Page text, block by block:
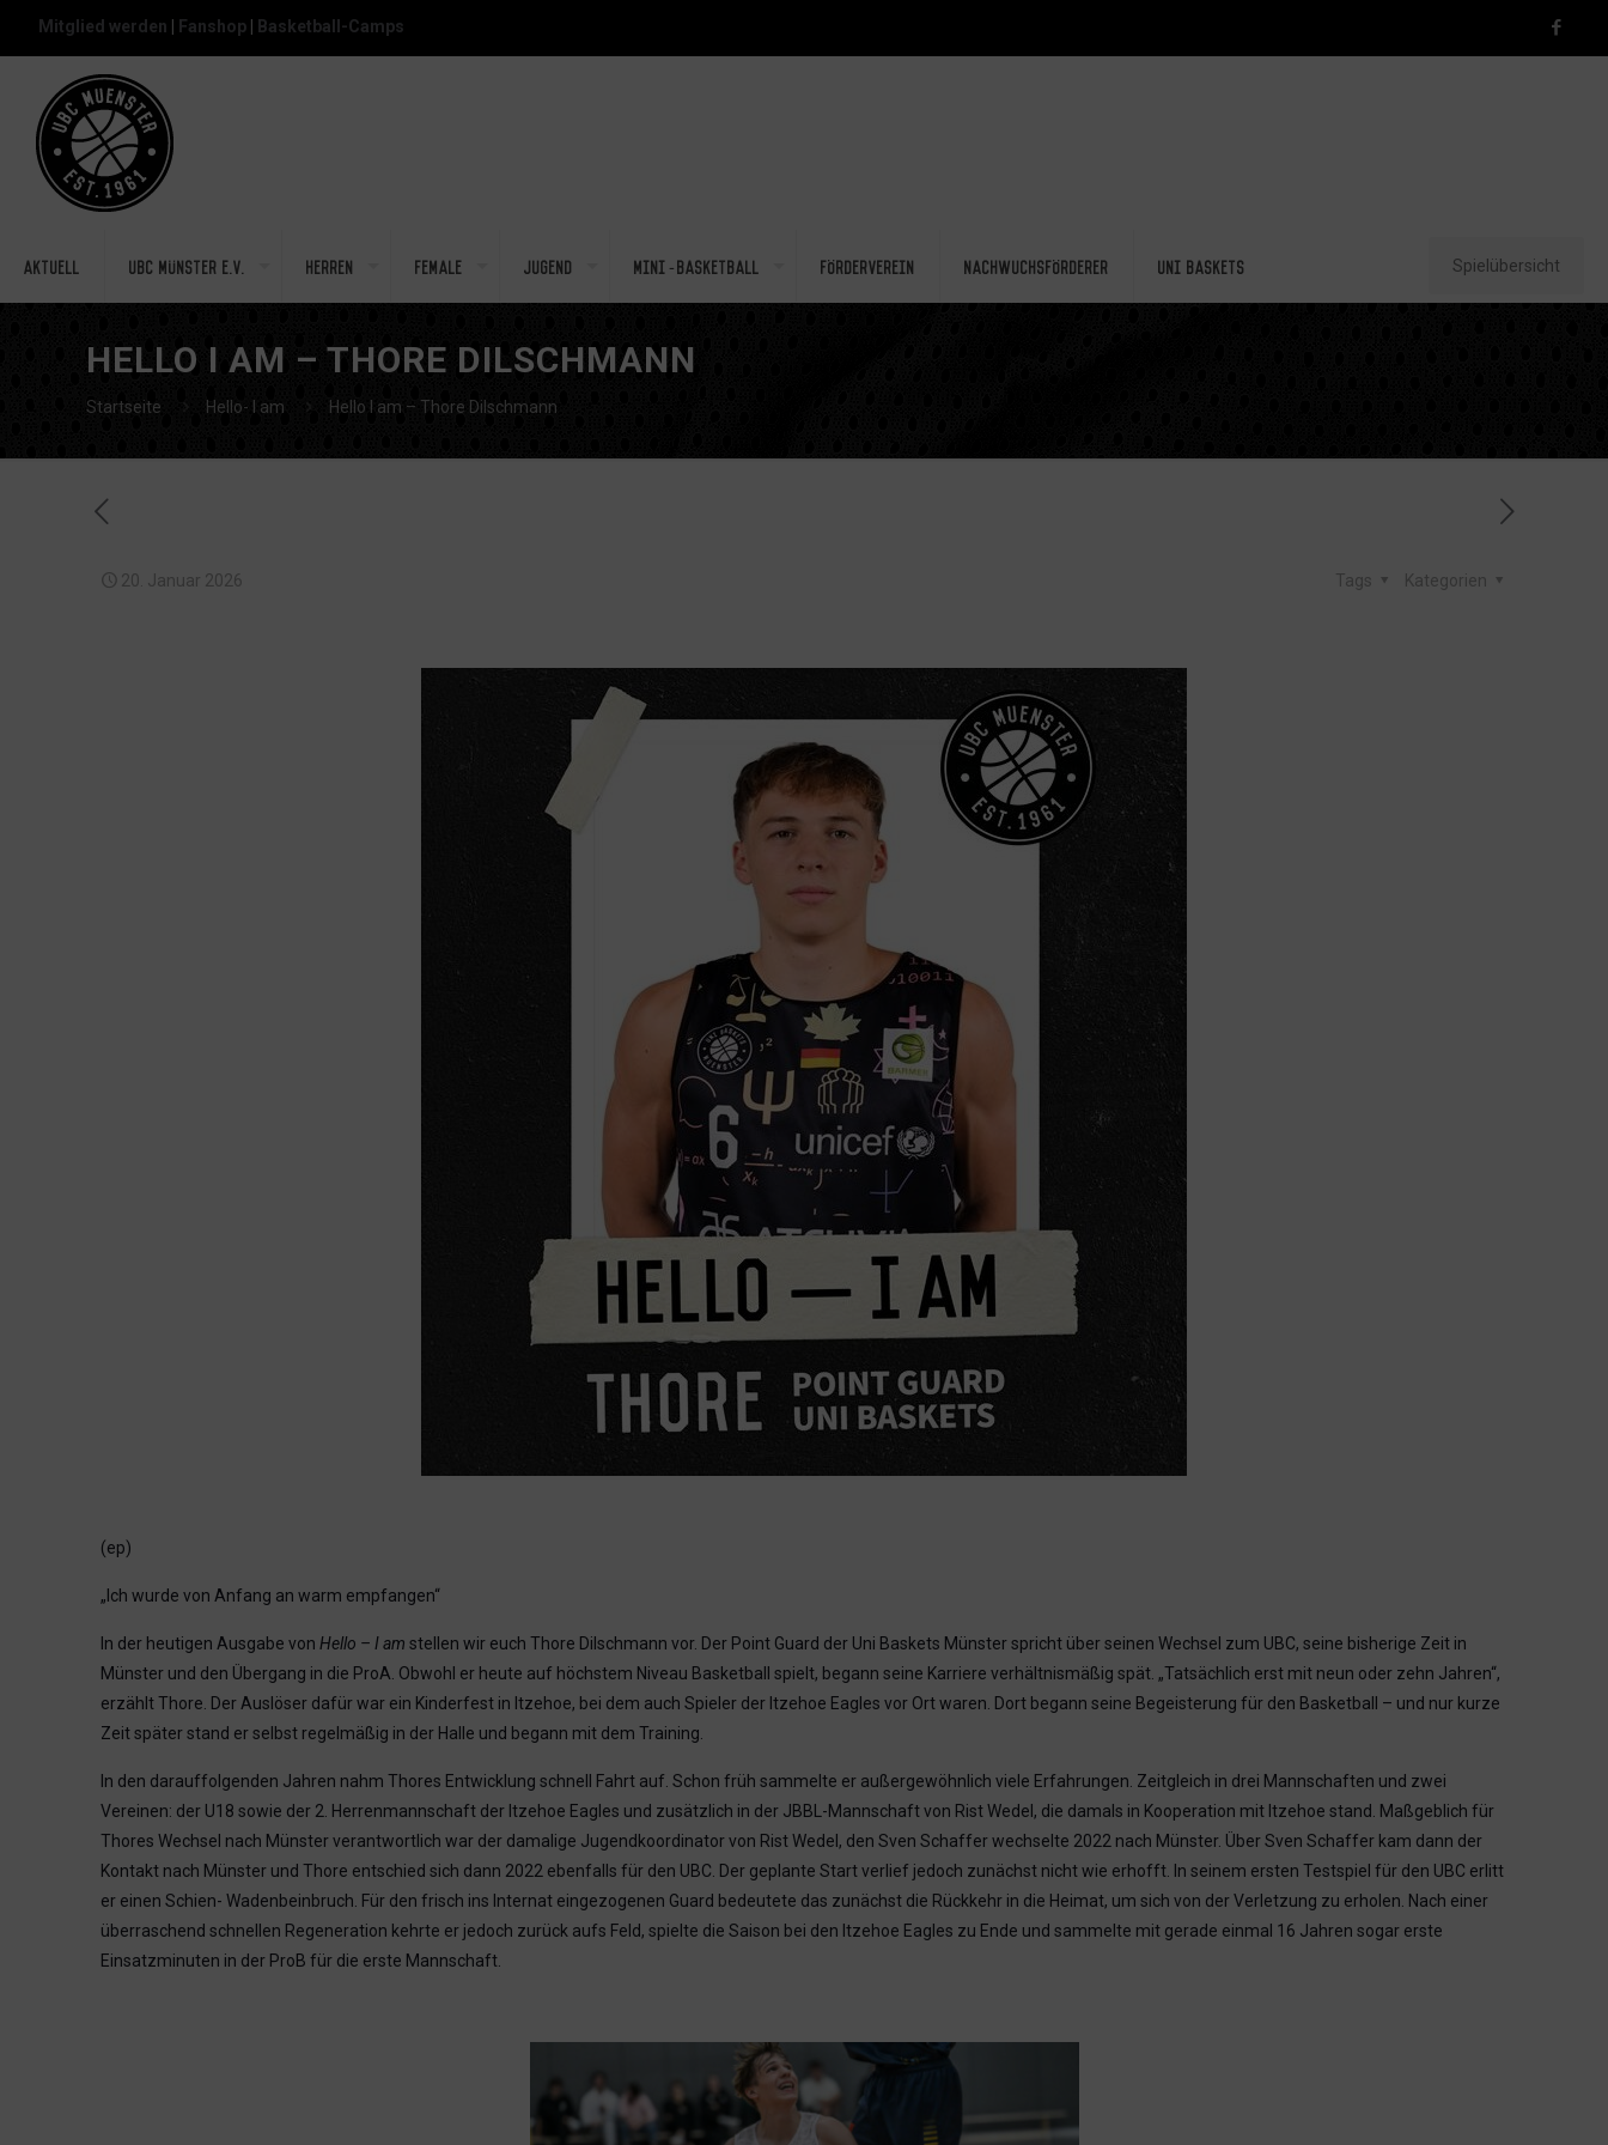
Mitglied werden Fanshop Basketball-Camps
Aktuell UBC Münster e.V. Herren Female Jugend Mini-Basketball Förderverein Nachwuchsförderer Uni Baskets Spielübersicht
HELLO I AM – THORE DILSCHMANN
Startseite Hello- I am Hello I am – Thore Dilschmann
20. Januar 2026 Kategorien
Tags
(ep)
„Ich wurde von Anfang an warm empfangen“
In der heutigen Ausgabe von Hello – I am stellen wir euch Thore Dilschmann vor. Der Point Guard der Uni Baskets Münster spricht über seinen Wechsel zum UBC, seine bisherige Zeit in
Münster und den Übergang in die ProA. Obwohl er heute auf höchstem Niveau Basketball spielt, begann seine Karriere verhältnismäßig spät. „Tatsächlich erst mit neun oder zehn Jahren“,
erzählt Thore. Der Auslöser dafür war ein Kinderfest in Itzehoe, bei dem auch Spieler der Itzehoe Eagles vor Ort waren. Dort begann seine Begeisterung für den Basketball – und nur kurze
Zeit später stand er selbst regelmäßig in der Halle und begann mit dem Training.
In den darauffolgenden Jahren nahm Thores Entwicklung schnell Fahrt auf. Schon früh sammelte er außergewöhnlich viele Erfahrungen. Zeitgleich in drei Mannschaften und zwei
Vereinen: der U18 sowie der 2. Herrenmannschaft der Itzehoe Eagles und zusätzlich in der JBBL-Mannschaft von Rist Wedel, die damals in Kooperation mit Itzehoe stand. Maßgeblich für
Thores Wechsel nach Münster verantwortlich war der damalige Jugendkoordinator von Rist Wedel, den Sven Schaffer wechselte 2022 nach Münster. Über Sven Schaffer kam dann der
Kontakt nach Münster und Thore entschied sich dann 2022 ebenfalls für den UBC. Der geplante Start verlief jedoch zunächst nicht wie erhofft. In seinem ersten Testspiel für den UBC erlitt
er einen Schien- Wadenbeinbruch. Für den frisch ins Internat eingezogenen Guard bedeutete das zunächst die Rückkehr in die Heimat, um sich von der Verletzung zu erholen. Nach einer
überraschend schnellen Regeneration kehrte er jedoch zurück aufs Feld, spielte die Saison bei den Itzehoe Eagles zu Ende und sammelte mit gerade einmal 16 Jahren sogar erste
Einsatzminuten in der ProB für die erste Mannschaft.